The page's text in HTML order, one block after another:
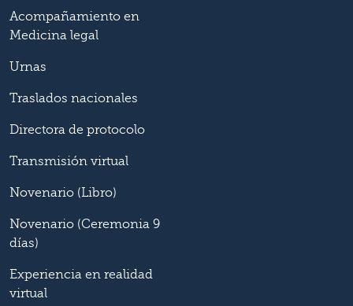
Acompañamiento en
Medicina legal
Urnas
Traslados nacionales
Directora de protocolo
Transmisión virtual
Novenario (Libro)
Novenario (Ceremonia 9
días)
Experiencia en realidad
virtual